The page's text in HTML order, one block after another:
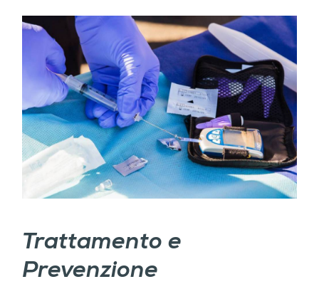
Trattamento e
Prevenzione